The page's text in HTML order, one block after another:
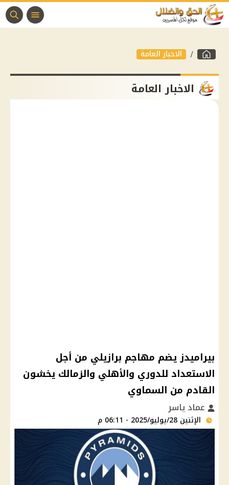
الاخبار العامة
الاخبار العامة
بيراميدز يضم مهاجم برازيلي من أجل
الاستعداد للدوري والأهلي والزمالك يخشون
القادم من السماوي
عماد ياسر
الإثنين 28/يوليو/2025 - 06:11 م